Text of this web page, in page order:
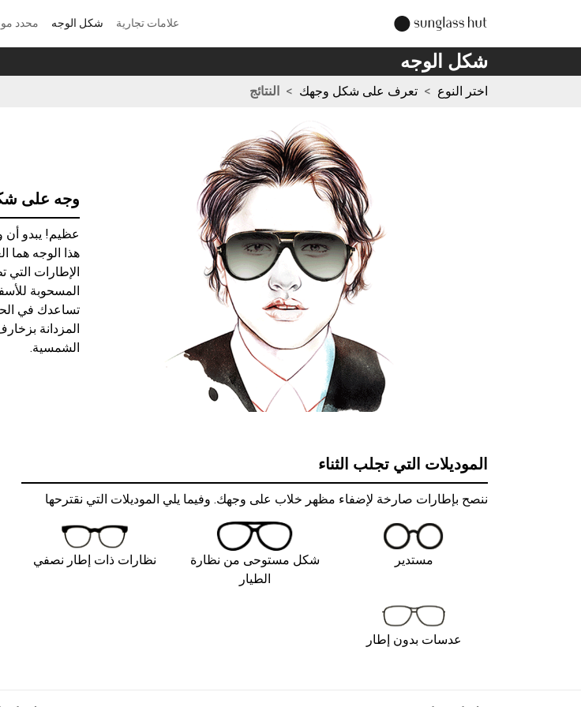
علامات تجارية شكل الوجه محدد
شكل الوجه
اختر النوع > تعرف على شكل وجهك > النتائج
وجه على
عظيم! يبدو
هذا الوجه هما
الإطارات
المسحوبة
تساعدك في
المزدانة
الشمسية.
الموديلات التي تجلب الثناء
ننصح بإطارات صارخة لإضفاء مظهر خلاب على وجهك. وفيما يلي الموديلات التي نقترحها
مستدير
شكل مستوحى من نظارة
الطيار
نظارات ذات إطار نصفي
عدسات بدون إطار